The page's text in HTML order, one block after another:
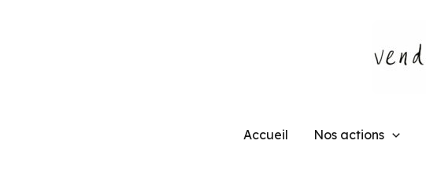
Accueil Nos actions